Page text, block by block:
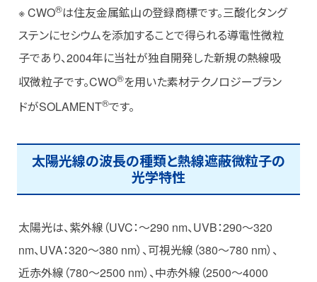
※ CWO®︎は住友金属鉱山の登録商標です。三酸化タング
ステンにセシウムを添加することで得られる導電性微粒
子であり、2004年に当社が独自開発した新規の熱線吸
収微粒子です。CWO®︎を用いた素材テクノロジーブラン
ドがSOLAMENT®︎です。
太陽光線の波長の種類と熱線遮蔽微粒子の
光学特性
太陽光は、紫外線（UVC：～290 nm、UVB：290～320
nm、UVA：320～380 nm）、可視光線（380～780 nm）、
近赤外線（780～2500 nm）、中赤外線（2500～4000